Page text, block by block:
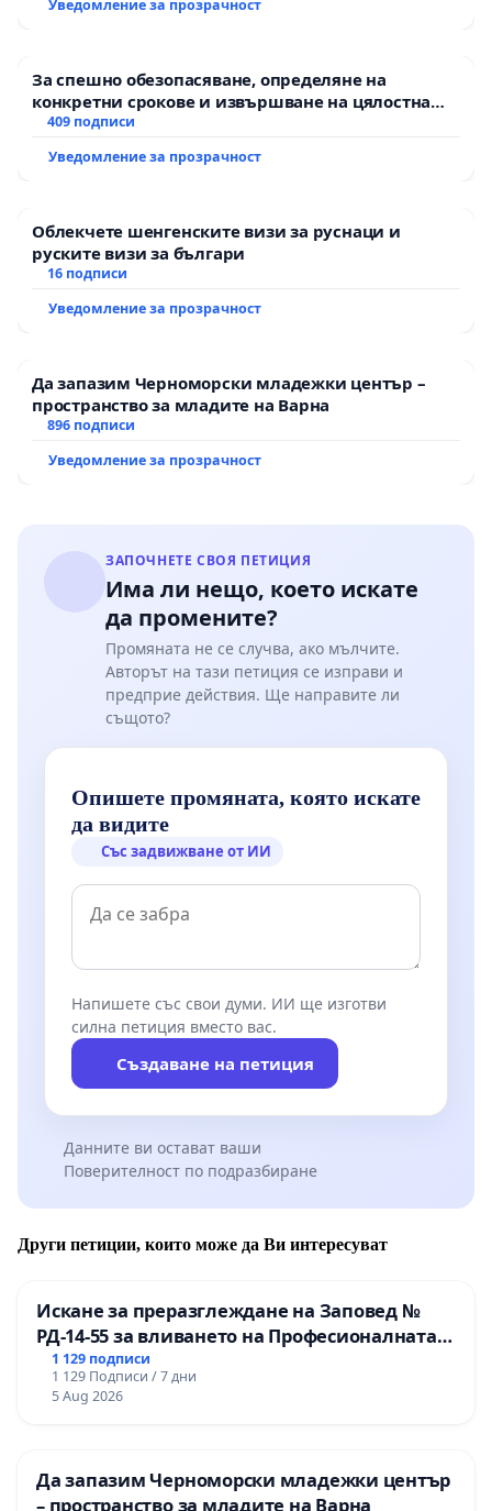
Уведомление за прозрачност
За спешно обезопасяване, определяне на
конкретни срокове и извършване на цялостна
рехабилитация на републиканския път между
Мирово - к.к. Момин проход
409 подписи
Уведомление за прозрачност
Облекчете шенгенските визи за руснаци и
руските визи за българи
16 подписи
Уведомление за прозрачност
Да запазим Черноморски младежки център –
пространство за младите на Варна
896 подписи
Уведомление за прозрачност
ЗАПОЧНЕТЕ СВОЯ ПЕТИЦИЯ
Има ли нещо, което искате
да промените?
Промяната не се случва, ако мълчите.
Авторът на тази петиция се изправи и
предприе действия. Ще направите ли
същото?
Опишете промяната, която искате
да видите
Със задвижване от ИИ
Напишете със свои думи. ИИ ще изготви
силна петиция вместо вас.
Създаване на петиция
Данните ви остават ваши
Поверителност по подразбиране
Други петиции, които може да Ви интересуват
Искане за преразглеждане на Заповед №
РД-14-55 за вливането на Професионалната
гимназия по промишлени технологии в
Професионалната гимназия по икономика и
мениджмънт – гр. Пазарджик
1 129 подписи
1 129 Подписи / 7 дни
5 Aug 2026
Да запазим Черноморски младежки център
– пространство за младите на Варна